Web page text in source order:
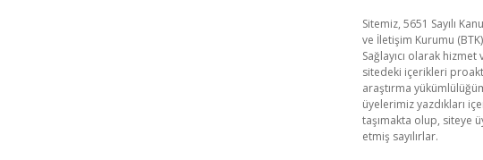
Sitemiz, 5651 Sayılı
ve İletişim Kurumu
Sağlayıcı olarak
sitedeki içerikleri
araştırma
üyelerimiz yazdıkları
taşımakta olup, siteye
etmiş sayılırlar.